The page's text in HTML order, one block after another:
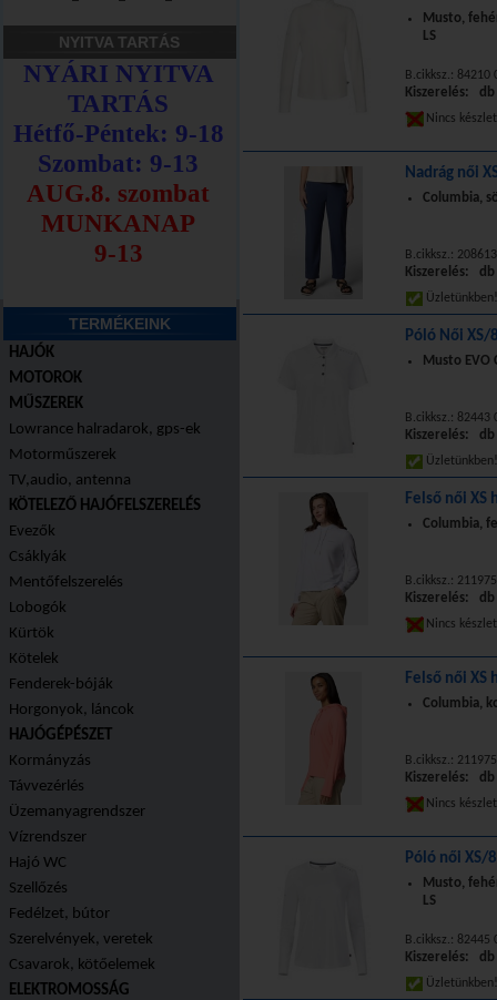
NYITVA TARTÁS
TERMÉKEINK
HAJÓK
MOTOROK
MŰSZEREK
Lowrance halradarok, gps-ek
Motorműszerek
TV,audio, antenna
KÖTELEZŐ HAJÓFELSZERELÉS
Evezők
Csáklyák
Mentőfelszerelés
Lobogók
Kürtök
Kötelek
Fenderek-bóják
Horgonyok, láncok
HAJÓGÉPÉSZET
Kormányzás
Távvezérlés
Üzemanyagrendszer
Vízrendszer
Hajó WC
Szellőzés
Fedélzet, bútor
Szerelvények, veretek
Csavarok, kötőelemek
ELEKTROMOSSÁG
Musto,
LS
B.cikksz.: 84210
Kiszerelés: db
Nincs
Nadrág női
Columbia,
B.cikksz.:
Kiszerelés: db
Póló Női
Musto EVO
B.cikksz.: 82443
Kiszerelés: db
Felső női XS
Columbia,
B.cikksz.:
Kiszerelés: db
Nincs
Felső női XS
Columbia,
B.cikksz.:
Kiszerelés: db
Nincs
Póló női XS/
Musto,
LS
B.cikksz.: 82445
Kiszerelés: db